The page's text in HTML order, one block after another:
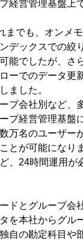
経営管理基盤上
までも、オンメ
デックスでの絞
能でしたが、さ
ーでのデータ更
ました。
プ会社別など、
プ経営管理基盤
万名のユーザー
とが可能になり
、24時間運用が
ドとグループ会
を本社からグル
自の勘定科目や